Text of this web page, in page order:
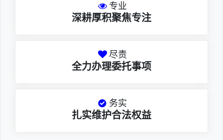
专业
深耕厚积聚焦专注
尽责
全力办理委托事项
务实
扎实维护合法权益